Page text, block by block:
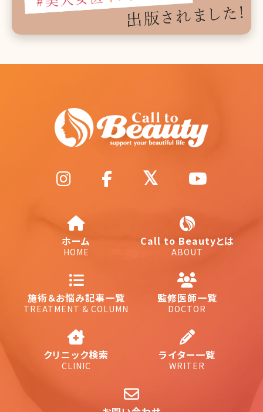
ホーム
HOME
Call to Beautyとは
ABOUT
施術＆お悩み記事一覧
TREATMENT & COLUMN
監修医師一覧
DOCTOR
クリニック検索
CLINIC
ライター一覧
WRITER